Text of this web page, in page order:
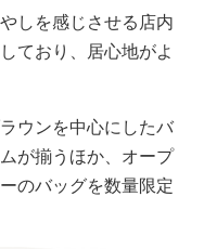
しを感じさせる店内
ており、居心地がよ
ウンを中心にしたバ
が揃うほか、オープ
のバッグを数量限定